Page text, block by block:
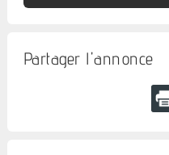
Partager l'annonce